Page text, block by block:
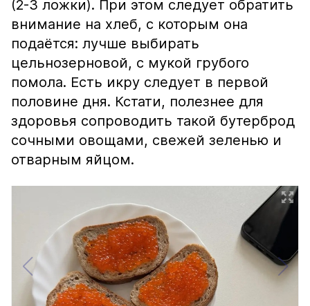
(2-3 ложки). При этом следует обратить
внимание на хлеб, с которым она
подаётся: лучше выбирать
цельнозерновой, с мукой грубого
помола. Есть икру следует в первой
половине дня. Кстати, полезнее для
здоровья сопроводить такой бутерброд
сочными овощами, свежей зеленью и
отварным яйцом.